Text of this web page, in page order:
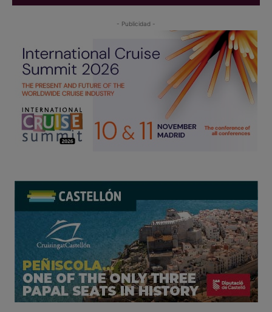
- Publicidad -